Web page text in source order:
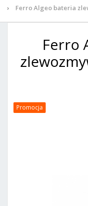
Ferro Algeo bateria
Ferro
Promocja